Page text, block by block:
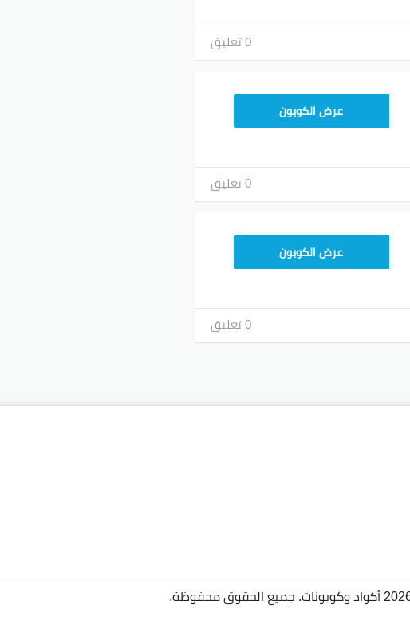
0 تعليق
عرض الكوبون
0 تعليق
عرض الكوبون
0 تعليق